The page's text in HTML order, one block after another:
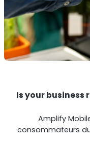
Is your business
Amplify
consommateurs